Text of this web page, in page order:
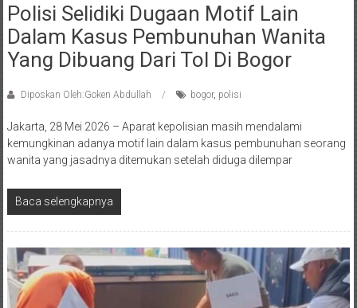
Polisi Selidiki Dugaan Motif Lain
Dalam Kasus Pembunuhan Wanita
Yang Dibuang Dari Tol Di Bogor
Diposkan Oleh:Goken Abdullah bogor, polisi
Jakarta, 28 Mei 2026 – Aparat kepolisian masih mendalami
kemungkinan adanya motif lain dalam kasus pembunuhan seorang
wanita yang jasadnya ditemukan setelah diduga dilempar
Baca selengkapnya